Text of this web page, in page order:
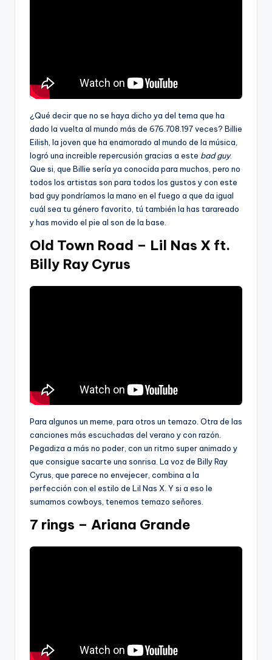
¿Qué decir que no se haya dicho ya del tema que ha
dado la vuelta al mundo más de 676.708.197 veces? Billie
Eilish, la joven que ha enamorado al mundo de la música,
logró una increible repercusión gracias a este bad guy.
Que si, que Billie sería ya conocida para muchos, pero no
todos los artistas son para todos los gustos y con este
bad guy pondríamos la mano en el fuego a que da igual
cuál sea tu género favorito, tú también la has tarareado
y has movido el pie al son de la base.
Old Town Road – Lil Nas X ft.
Billy Ray Cyrus
Para algunos un meme, para otros un temazo. Otra de las
canciones más escuchadas del verano y con razón.
Pegadiza a más no poder, con un ritmo super animado y
que consigue sacarte una sonrisa. La voz de Billy Ray
Cyrus, que parece no envejecer, combina a la
perfección con el estilo de Lil Nas X. Y si a eso le
sumamos cowboys, tenemos temazo señores.
7 rings – Ariana Grande